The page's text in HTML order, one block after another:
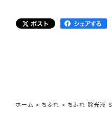
ホーム > ちふれ > ちふれ 除光液 S